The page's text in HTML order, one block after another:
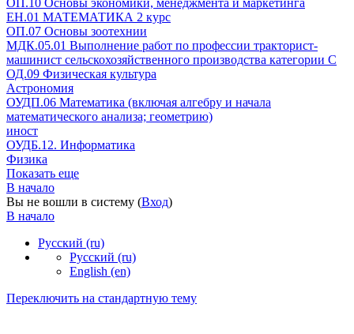
ОП.10 Основы экономики, менеджмента и маркетинга
ЕН.01 МАТЕМАТИКА 2 курс
ОП.07 Основы зоотехнии
МДК.05.01 Выполнение работ по профессии тракторист-
машинист сельскохозяйственного производства категории С
ОД.09 Физическая культура
Астрономия
ОУДП.06 Математика (включая алгебру и начала
математического анализа; геометрию)
иност
ОУДБ.12. Информатика
Физика
Показать еще
В начало
Вы не вошли в систему (Вход)
В начало
Русский ‎(ru)‎
Русский ‎(ru)‎
English ‎(en)‎
Переключить на стандартную тему